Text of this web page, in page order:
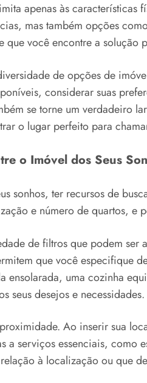
apenas às
mas também opções
você encontre a solução
de opções de
considerar suas
se torne um
o lugar perfeito para
o Imóvel dos Seus
sonhos, ter recursos de
e número de quartos,
de filtros que podem
que você especifique
uma cozinha
seus desejos e necessidades.
Ao inserir sua
serviços essenciais, como
à localização ou que